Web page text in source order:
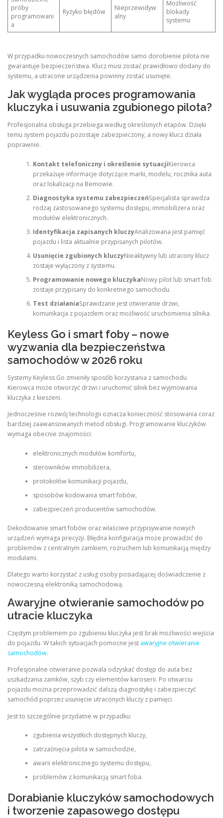
próby
programowani
a
Ryzyko błędów
Nieprzewidyw
alny
Możliwość
blokady
systemu
W przypadku nowoczesnych samochodów samo dorobienie pilota nie
gwarantuje bezpieczeństwa. Klucz musi zostać prawidłowo dodany do
systemu, a utracone urządzenia powinny zostać usunięte.
Jak wygląda proces programowania
kluczyka i usuwania zgubionego pilota?
Profesjonalna obsługa przebiega według określonych etapów. Dzięki
temu system pojazdu pozostaje zabezpieczony, a nowy klucz działa
poprawnie.
Kontakt telefoniczny i określenie sytuacjiKierowca
przekazuje informacje dotyczące marki, modelu, rocznika auta
oraz lokalizacji na Bemowie.
Diagnostyka systemu zabezpieczeńSpecjalista sprawdza
rodzaj zastosowanego systemu dostępu, immobilizera oraz
modułów elektronicznych.
Identyfikacja zapisanych kluczyAnalizowana jest pamięć
pojazdu i lista aktualnie przypisanych pilotów.
Usunięcie zgubionych kluczyNieaktywny lub utracony klucz
zostaje wyłączony z systemu.
Programowanie nowego kluczykaNowy pilot lub smart fob
zostaje przypisany do konkretnego samochodu.
Test działaniaSprawdzane jest otwieranie drzwi,
komunikacja z pojazdem oraz możliwość uruchomienia silnika.
Keyless Go i smart foby – nowe
wyzwania dla bezpieczeństwa
samochodów w 2026 roku
Systemy Keyless Go zmieniły sposób korzystania z samochodu.
Kierowca może otworzyć drzwi i uruchomić silnik bez wyjmowania
kluczyka z kieszeni.
Jednocześnie rozwój technologii oznacza konieczność stosowania coraz
bardziej zaawansowanych metod obsługi. Programowanie kluczyków
wymaga obecnie znajomości:
elektronicznych modułów komfortu,
sterowników immobilizera,
protokołów komunikacji pojazdu,
sposobów kodowania smart fobów,
zabezpieczeń producentów samochodów.
Dekodowanie smart fobów oraz właściwe przypisywanie nowych
urządzeń wymaga precyzji. Błędna konfiguracja może prowadzić do
problemów z centralnym zamkiem, rozruchem lub komunikacją między
modułami.
Dlatego warto korzystać z usług osoby posiadającej doświadczenie z
nowoczesną elektroniką samochodową.
Awaryjne otwieranie samochodów po
utracie kluczyka
Częstym problemem po zgubieniu kluczyka jest brak możliwości wejścia
do pojazdu. W takich sytuacjach pomocne jest awaryjne otwieranie
samochodów.
Profesjonalne otwieranie pozwala odzyskać dostęp do auta bez
uszkadzania zamków, szyb czy elementów karoserii. Po otwarciu
pojazdu można przeprowadzić dalszą diagnostykę i zabezpieczyć
samochód poprzez usunięcie utraconych kluczy z pamięci.
Jest to szczególnie przydatne w przypadku:
zgubienia wszystkich dostępnych kluczy,
zatrzaśnięcia pilota w samochodzie,
awarii elektronicznego systemu dostępu,
problemów z komunikacją smart foba.
Dorabianie kluczyków samochodowych
i tworzenie zapasowego dostępu